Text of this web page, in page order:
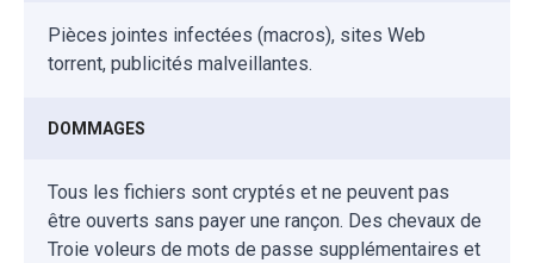
Pièces jointes infectées (macros), sites Web
torrent, publicités malveillantes.
DOMMAGES
Tous les fichiers sont cryptés et ne peuvent pas
être ouverts sans payer une rançon. Des chevaux de
Troie voleurs de mots de passe supplémentaires et